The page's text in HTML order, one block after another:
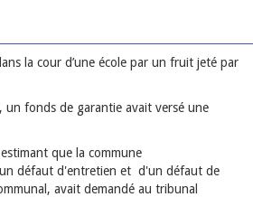
la cour d’une école par un fruit jeté par
un fonds de garantie avait versé une
que la commune
défaut d'entretien et d'un défaut de
avait demandé au tribunal